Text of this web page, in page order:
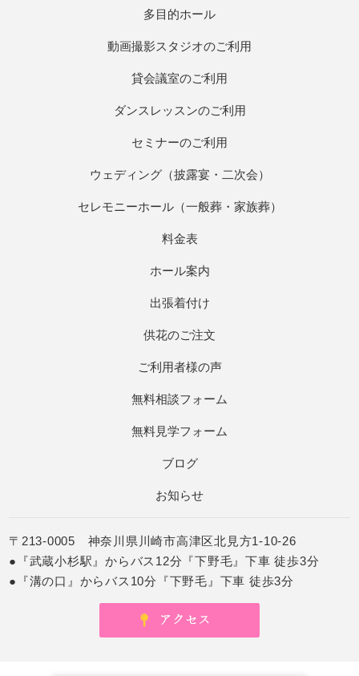
多目的ホール
動画撮影スタジオのご利用
貸会議室のご利用
ダンスレッスンのご利用
セミナーのご利用
ウェディング（披露宴・二次会）
セレモニーホール（一般葬・家族葬）
料金表
ホール案内
出張着付け
供花のご注文
ご利用者様の声
無料相談フォーム
無料見学フォーム
ブログ
お知らせ
〒213-0005 神奈川県川崎市高津区北見方1-10-26
●『武蔵小杉駅』からバス12分『下野毛』下車 徒歩3分
●『溝の口』からバス10分『下野毛』下車 徒歩3分